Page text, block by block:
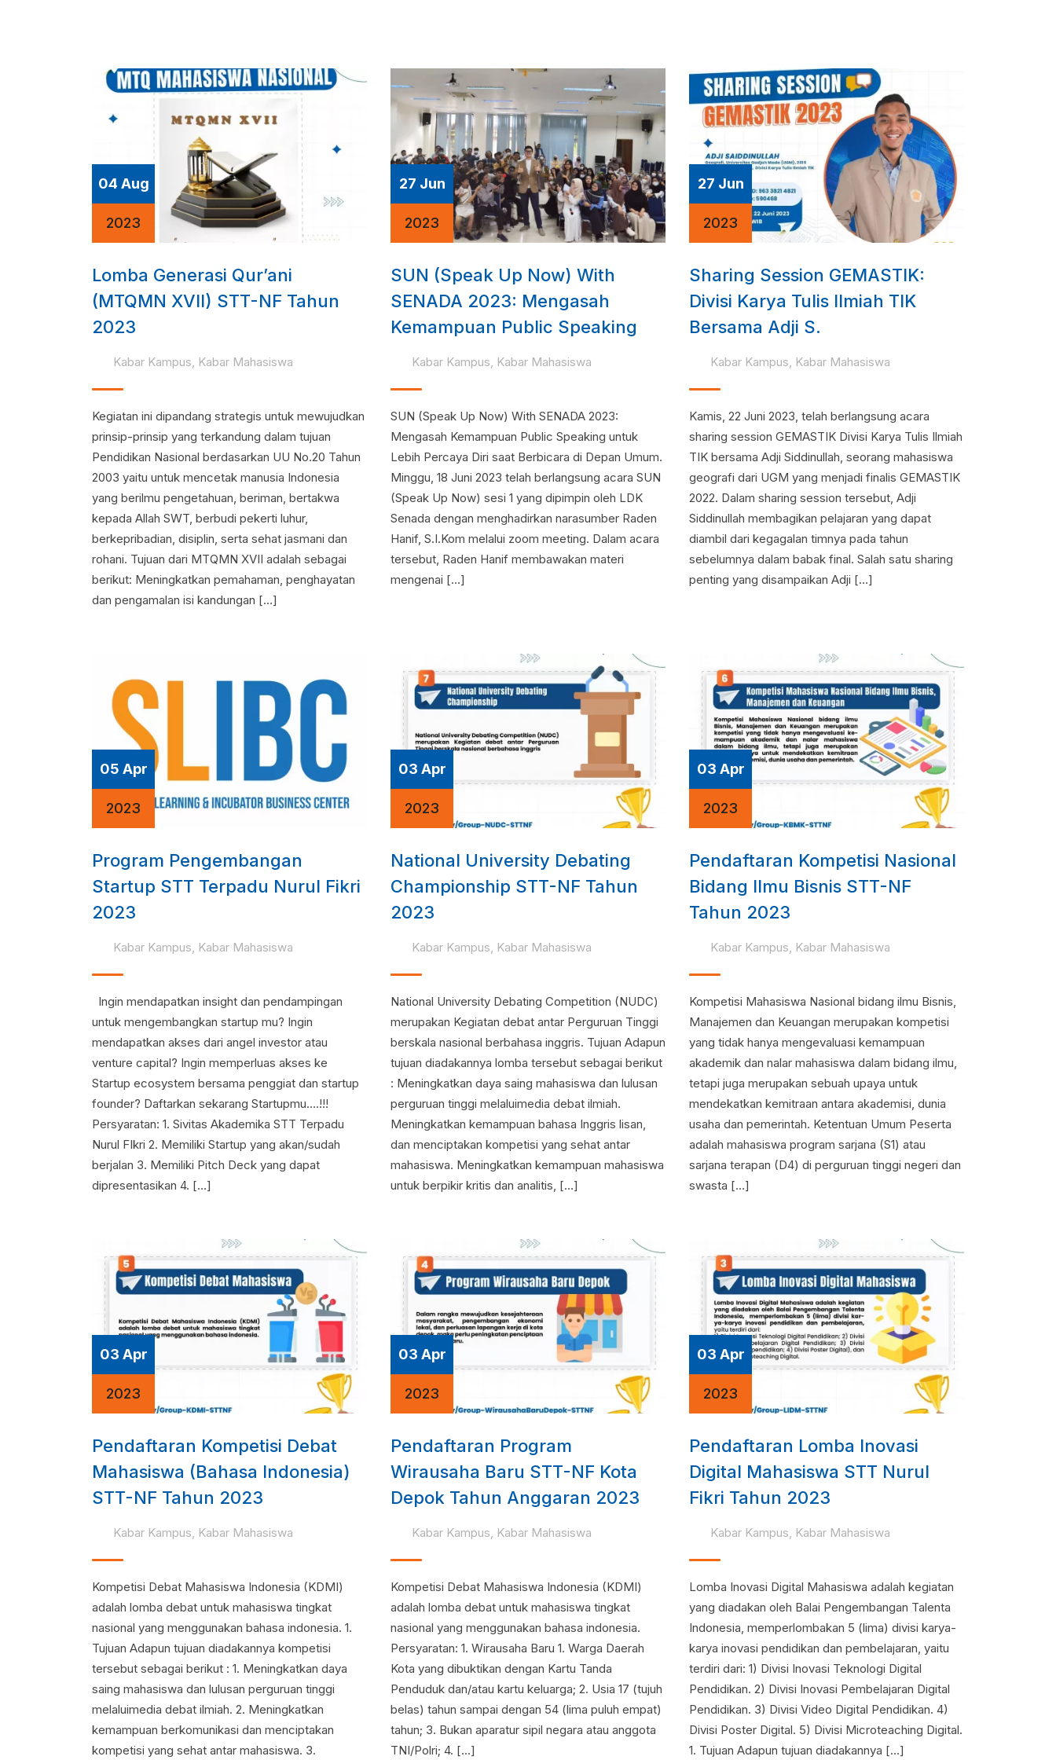
04 Aug
2023
Lomba Generasi Qur’ani
(MTQMN XVII) STT-NF Tahun
2023
Kabar Kampus, Kabar Mahasiswa
Kegiatan ini dipandang strategis untuk mewujudkan
prinsip-prinsip yang terkandung dalam tujuan
Pendidikan Nasional berdasarkan UU No.20 Tahun
2003 yaitu untuk mencetak manusia Indonesia
yang berilmu pengetahuan, beriman, bertakwa
kepada Allah SWT, berbudi pekerti luhur,
berkepribadian, disiplin, serta sehat jasmani dan
rohani. Tujuan dari MTQMN XVII adalah sebagai
berikut: Meningkatkan pemahaman, penghayatan
dan pengamalan isi kandungan […]
27 Jun
2023
SUN (Speak Up Now) With
SENADA 2023: Mengasah
Kemampuan Public Speaking
Kabar Kampus, Kabar Mahasiswa
SUN (Speak Up Now) With SENADA 2023:
Mengasah Kemampuan Public Speaking untuk
Lebih Percaya Diri saat Berbicara di Depan Umum.
Minggu, 18 Juni 2023 telah berlangsung acara SUN
(Speak Up Now) sesi 1 yang dipimpin oleh LDK
Senada dengan menghadirkan narasumber Raden
Hanif, S.I.Kom melalui zoom meeting. Dalam acara
tersebut, Raden Hanif membawakan materi
mengenai […]
27 Jun
2023
Sharing Session GEMASTIK:
Divisi Karya Tulis Ilmiah TIK
Bersama Adji S.
Kabar Kampus, Kabar Mahasiswa
Kamis, 22 Juni 2023, telah berlangsung acara
sharing session GEMASTIK Divisi Karya Tulis Ilmiah
TIK bersama Adji Siddinullah, seorang mahasiswa
geografi dari UGM yang menjadi finalis GEMASTIK
2022. Dalam sharing session tersebut, Adji
Siddinullah membagikan pelajaran yang dapat
diambil dari kegagalan timnya pada tahun
sebelumnya dalam babak final. Salah satu sharing
penting yang disampaikan Adji […]
05 Apr
2023
Program Pengembangan
Startup STT Terpadu Nurul Fikri
2023
Kabar Kampus, Kabar Mahasiswa
Ingin mendapatkan insight dan pendampingan
untuk mengembangkan startup mu? Ingin
mendapatkan akses dari angel investor atau
venture capital? Ingin memperluas akses ke
Startup ecosystem bersama penggiat dan startup
founder? Daftarkan sekarang Startupmu….!!!
Persyaratan: 1. Sivitas Akademika STT Terpadu
Nurul FIkri 2. Memiliki Startup yang akan/sudah
berjalan 3. Memiliki Pitch Deck yang dapat
dipresentasikan 4. […]
03 Apr
2023
National University Debating
Championship STT-NF Tahun
2023
Kabar Kampus, Kabar Mahasiswa
National University Debating Competition (NUDC)
merupakan Kegiatan debat antar Perguruan Tinggi
berskala nasional berbahasa inggris. Tujuan Adapun
tujuan diadakannya lomba tersebut sebagai berikut
: Meningkatkan daya saing mahasiswa dan lulusan
perguruan tinggi melaluimedia debat ilmiah.
Meningkatkan kemampuan bahasa Inggris lisan,
dan menciptakan kompetisi yang sehat antar
mahasiswa. Meningkatkan kemampuan mahasiswa
untuk berpikir kritis dan analitis, […]
03 Apr
2023
Pendaftaran Kompetisi Nasional
Bidang Ilmu Bisnis STT-NF
Tahun 2023
Kabar Kampus, Kabar Mahasiswa
Kompetisi Mahasiswa Nasional bidang ilmu Bisnis,
Manajemen dan Keuangan merupakan kompetisi
yang tidak hanya mengevaluasi kemampuan
akademik dan nalar mahasiswa dalam bidang ilmu,
tetapi juga merupakan sebuah upaya untuk
mendekatkan kemitraan antara akademisi, dunia
usaha dan pemerintah. Ketentuan Umum Peserta
adalah mahasiswa program sarjana (S1) atau
sarjana terapan (D4) di perguruan tinggi negeri dan
swasta […]
03 Apr
2023
Pendaftaran Kompetisi Debat
Mahasiswa (Bahasa Indonesia)
STT-NF Tahun 2023
Kabar Kampus, Kabar Mahasiswa
Kompetisi Debat Mahasiswa Indonesia (KDMI)
adalah lomba debat untuk mahasiswa tingkat
nasional yang menggunakan bahasa indonesia. 1.
Tujuan Adapun tujuan diadakannya kompetisi
tersebut sebagai berikut : 1. Meningkatkan daya
saing mahasiswa dan lulusan perguruan tinggi
melaluimedia debat ilmiah. 2. Meningkatkan
kemampuan berkomunikasi dan menciptakan
kompetisi yang sehat antar mahasiswa. 3.
03 Apr
2023
Pendaftaran Program
Wirausaha Baru STT-NF Kota
Depok Tahun Anggaran 2023
Kabar Kampus, Kabar Mahasiswa
Kompetisi Debat Mahasiswa Indonesia (KDMI)
adalah lomba debat untuk mahasiswa tingkat
nasional yang menggunakan bahasa indonesia.
Persyaratan: 1. Wirausaha Baru 1. Warga Daerah
Kota yang dibuktikan dengan Kartu Tanda
Penduduk dan/atau kartu keluarga; 2. Usia 17 (tujuh
belas) tahun sampai dengan 54 (lima puluh empat)
tahun; 3. Bukan aparatur sipil negara atau anggota
TNI/Polri; 4. […]
03 Apr
2023
Pendaftaran Lomba Inovasi
Digital Mahasiswa STT Nurul
Fikri Tahun 2023
Kabar Kampus, Kabar Mahasiswa
Lomba Inovasi Digital Mahasiswa adalah kegiatan
yang diadakan oleh Balai Pengembangan Talenta
Indonesia, memperlombakan 5 (lima) divisi karya-
karya inovasi pendidikan dan pembelajaran, yaitu
terdiri dari: 1) Divisi Inovasi Teknologi Digital
Pendidikan. 2) Divisi Inovasi Pembelajaran Digital
Pendidikan. 3) Divisi Video Digital Pendidikan. 4)
Divisi Poster Digital. 5) Divisi Microteaching Digital.
1. Tujuan Adapun tujuan diadakannya […]